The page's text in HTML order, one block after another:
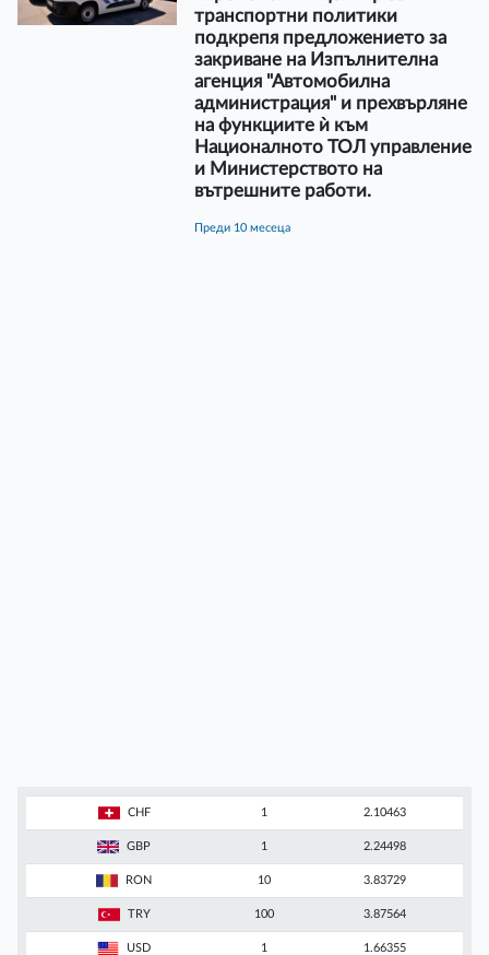
транспортни политики
подкрепя предложението за
закриване на Изпълнителна
агенция "Автомобилна
администрация" и прехвърляне
на функциите ѝ към
Националното ТОЛ управление
и Министерството на
вътрешните работи.
преди 10 месеца
CHF 1 2.10463
GBP 1 2.24498
RON 10 3.83729
TRY 100 3.87564
USD 1 1.66355